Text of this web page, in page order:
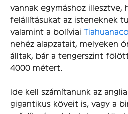
vannak egymáshoz illesztve,
felállításukat az isteneknek
valamint a bolíviai
nehéz alapzatait, melyeken
álltak, bár a tengerszint
4000 métert.
Ide kell számítanunk az
gigantikus köveit is, vagy a